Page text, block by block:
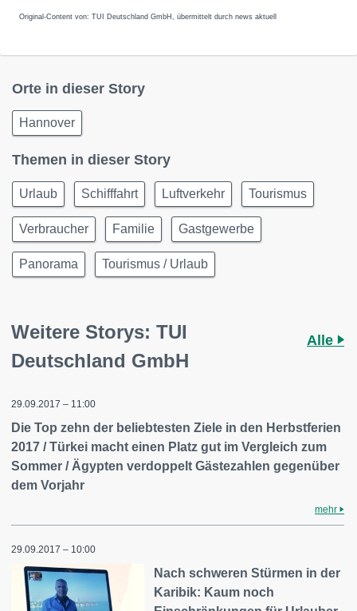
Original-Content von: TUI Deutschland GmbH, übermittelt durch news aktuell
Orte in dieser Story
Hannover
Themen in dieser Story
Urlaub Schifffahrt Luftverkehr Tourismus
Verbraucher Familie Gastgewerbe
Panorama Tourismus / Urlaub
Weitere Storys: TUI
Deutschland GmbH
Alle
29.09.2017 – 11:00
Die Top zehn der beliebtesten Ziele in den Herbstferien
2017 / Türkei macht einen Platz gut im Vergleich zum
Sommer / Ägypten verdoppelt Gästezahlen gegenüber
dem Vorjahr
mehr
29.09.2017 – 10:00
Nach schweren Stürmen in der
Karibik: Kaum noch